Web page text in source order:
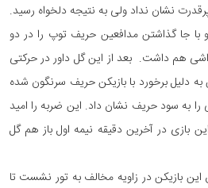
نشان نداد ولی به نتیجه دلخواه رسید.
جا گذاشتن مدافعین حریف توپ را در دو
هم داشت. بعد از این گل داور در حرکتی
دلیل برخورد با بازیکن حریف سرنگون شده
را به سود حریف نشان داد. این ضربه را امید
بازی در آخرین دقیقه نیمه اول باز هم گل
بازیکن در زاویه مخالف به تور نشست تا